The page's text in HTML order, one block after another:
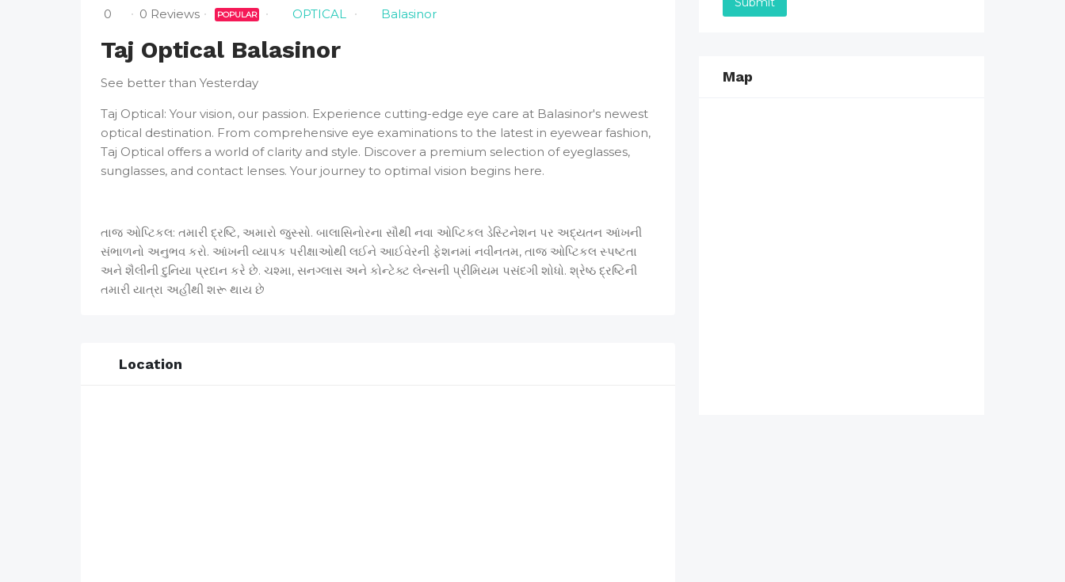
0 0 Reviews POPULAR OPTICAL Balasinor
Taj Optical Balasinor
See better than Yesterday
Taj Optical: Your vision, our passion. Experience cutting-edge eye care at Balasinor's newest
optical destination. From comprehensive eye examinations to the latest in eyewear fashion,
Taj Optical offers a world of clarity and style. Discover a premium selection of eyeglasses,
sunglasses, and contact lenses. Your journey to optimal vision begins here.
તાજ ઓપ્ટિકલ: તમારી દ્રષ્ટિ, અમારો જુસ્સો. બાલાસિનોરના સૌથી નવા ઓપ્ટિકલ ડેસ્ટિનેશન પર અદ્યતન આંખની
સંભાળનો અનુભવ કરો. આંખની વ્યાપક પરીક્ષાઓથી લઈને આઈવેરની ફેશનમાં નવીનતમ, તાજ ઓપ્ટિકલ સ્પષ્ટતા
અને શૈલીની દુનિયા પ્રદાન કરે છે. ચશ્મા, સનગ્લાસ અને કોન્ટેક્ટ લેન્સની પ્રીમિયમ પસંદગી શોધો. શ્રેષ્ઠ દ્રષ્ટિની
તમારી યાત્રા અહીંથી શરૂ થાય છે
Location
Map